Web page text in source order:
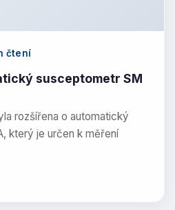
čtení
susceptometr SM
rozšířena o automatický
který je určen k měření